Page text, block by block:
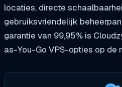
locaties, directe
gebruiksvriendelijk
garantie van 99,95% is
as-You-Go VPS-opties op de